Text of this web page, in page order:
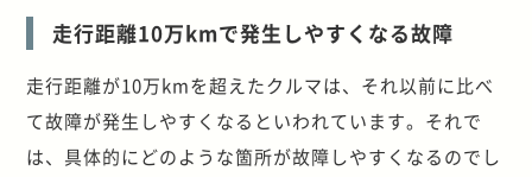
走行距離10万kmで発生しやすくなる故障
走行距離が10万kmを超えたクルマは、それ以前に比べ
て故障が発生しやすくなるといわれています。それで
は、具体的にどのような箇所が故障しやすくなるのでし